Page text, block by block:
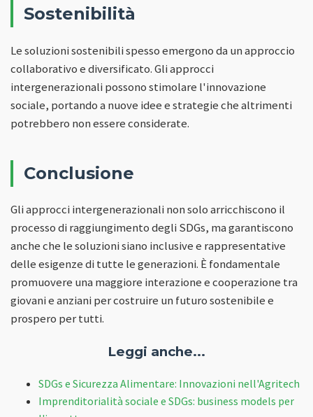
Sostenibilità
Le soluzioni sostenibili spesso emergono da un approccio
collaborativo e diversificato. Gli approcci
intergenerazionali possono stimolare l'innovazione
sociale, portando a nuove idee e strategie che altrimenti
potrebbero non essere considerate.
Conclusione
Gli approcci intergenerazionali non solo arricchiscono il
processo di raggiungimento degli SDGs, ma garantiscono
anche che le soluzioni siano inclusive e rappresentative
delle esigenze di tutte le generazioni. È fondamentale
promuovere una maggiore interazione e cooperazione tra
giovani e anziani per costruire un futuro sostenibile e
prospero per tutti.
Leggi anche...
SDGs e Sicurezza Alimentare: Innovazioni nell'Agritech
Imprenditorialità sociale e SDGs: business models per